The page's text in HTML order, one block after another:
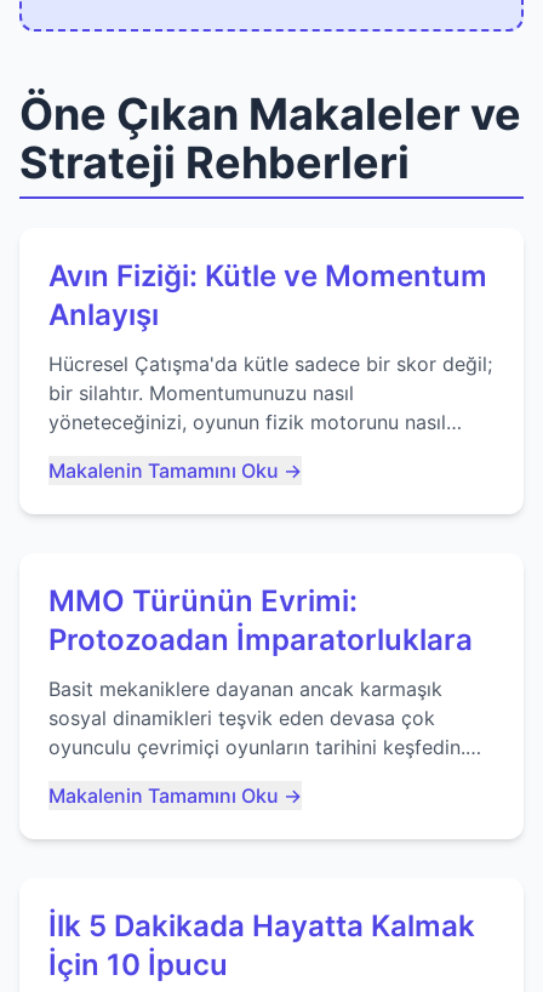
Öne Çıkan Makaleler ve
Strateji Rehberleri
Avın Fiziği: Kütle ve Momentum
Anlayışı
Hücresel Çatışma'da kütle sadece bir skor değil;
bir silahtır. Momentumunuzu nasıl
yöneteceğinizi, oyunun fizik motorunu nasıl
ustalaşacağınızı öğrenin...
Makalenin Tamamını Oku →
MMO Türünün Evrimi:
Protozoadan İmparatorluklara
Basit mekaniklere dayanan ancak karmaşık
sosyal dinamikleri teşvik eden devasa çok
oyunculu çevrimiçi oyunların tarihini keşfedin.
Makalenin Tamamını Oku →
İlk 5 Dakikada Hayatta Kalmak
İçin 10 İpucu